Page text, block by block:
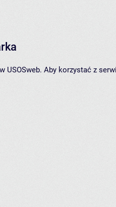
USOSweb. Aby korzystać z